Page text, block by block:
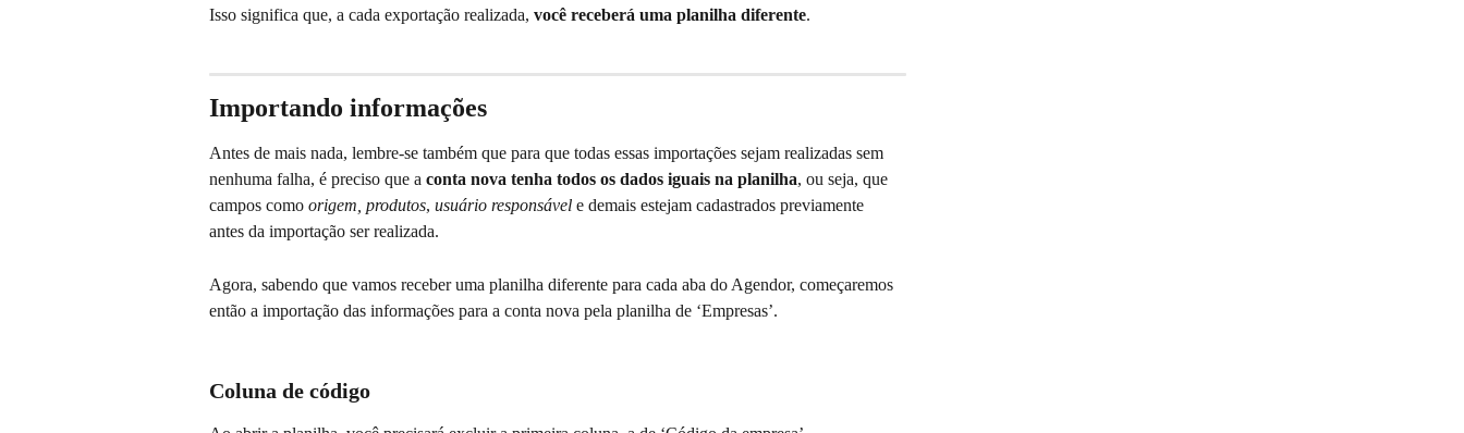
Isso significa que, a cada exportação realizada, você receberá uma planilha diferente.
Importando informações
Antes de mais nada, lembre-se também que para que todas essas importações sejam realizadas sem
nenhuma falha, é preciso que a conta nova tenha todos os dados iguais na planilha, ou seja, que
campos como origem, produtos, usuário responsável e demais estejam cadastrados previamente
antes da importação ser realizada.
Agora, sabendo que vamos receber uma planilha diferente para cada aba do Agendor, começaremos
então a importação das informações para a conta nova pela planilha de ‘Empresas’.
Coluna de código